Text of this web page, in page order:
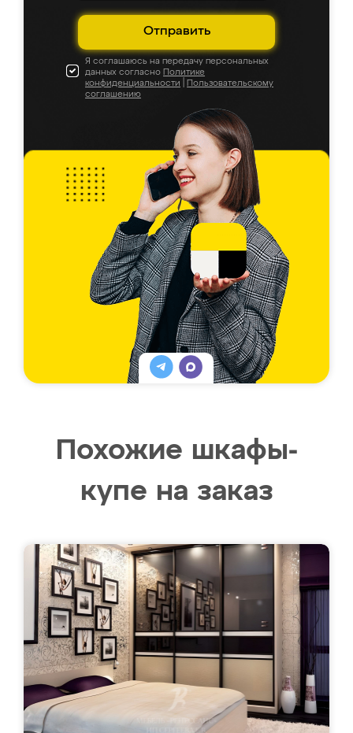
Отправить
Я соглашаюсь на передачу персональных
данных согласно Политике
конфиденциальности
Пользовательскому
соглашению
Похожие шкафы-
купе на заказ